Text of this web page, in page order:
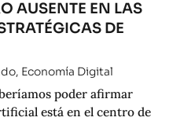
AUSENTE EN LAS
DE
, Economía Digital
poder afirmar
está en el centro de